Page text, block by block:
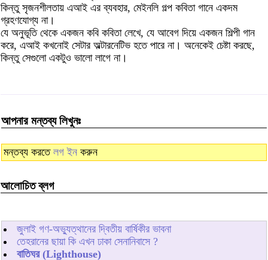
কিন্তু সৃজনশীলতায় এআই এর ব্যবহার, মেইনলি গল্প কবিতা গানে একদম
গ্রহণযোগ্য না।
যে অনুভূতি থেকে একজন কবি কবিতা লেখে, যে আবেগ দিয়ে একজন শিল্পী গান
করে, এআই কখনোই সেটার অল্টারনেটিভ হতে পারে না। অনেকেই চেষ্টা করছে,
কিন্তু সেগুলো একটুও ভালো লাগে না।
আপনার মন্তব্য লিখুনঃ
মন্তব্য করতে লগ ইন করুন
আলোচিত ব্লগ
জুলাই গণ-অভ্যুত্থানের দ্বিতীয় বার্ষিকীর ভাবনা
তেহরানের ছায়া কি এখন ঢাকা সেনানিবাসে ?
বাতিঘর (Lighthouse)